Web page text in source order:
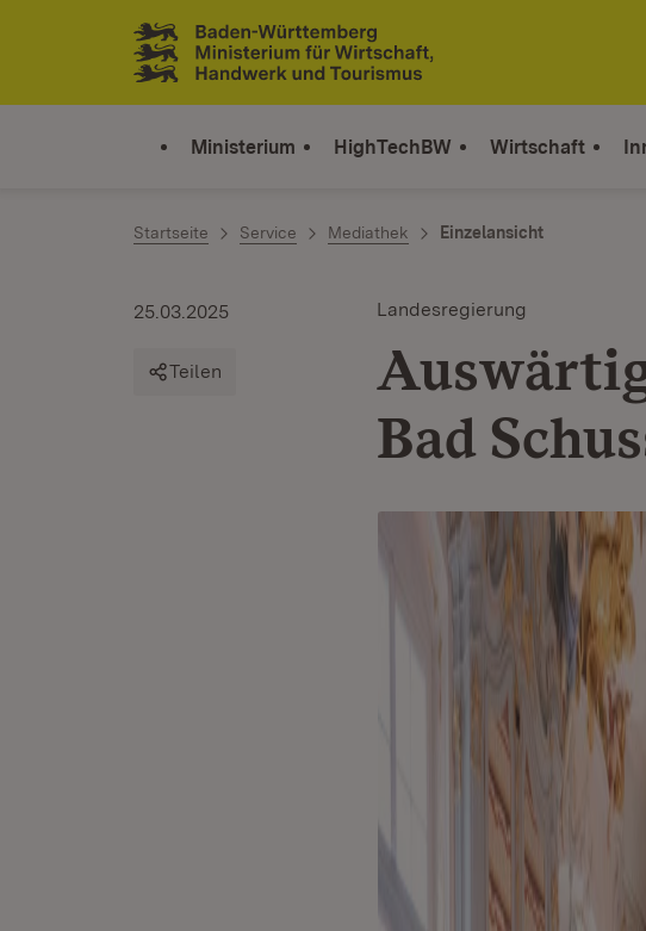
Zum Inhalt springen
Link zur Startseite
Ministerium HighTechBW Wirtschaft
Startseite Service Mediathek Einzelansicht
Landesregierung
Bad
25.03.2025
Teilen